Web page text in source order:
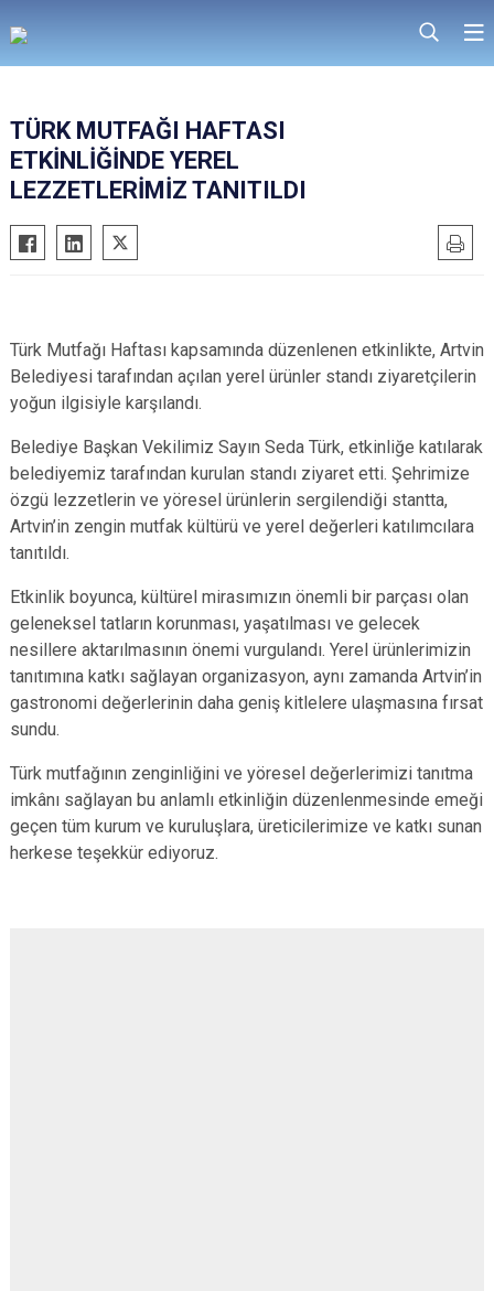
TÜRK MUTFAĞI HAFTASI
ETKİNLİĞİNDE YEREL
LEZZETLERİMİZ TANITILDI
Türk Mutfağı Haftası kapsamında düzenlenen etkinlikte, Artvin
Belediyesi tarafından açılan yerel ürünler standı ziyaretçilerin
yoğun ilgisiyle karşılandı.
Belediye Başkan Vekilimiz Sayın Seda Türk, etkinliğe katılarak
belediyemiz tarafından kurulan standı ziyaret etti. Şehrimize
özgü lezzetlerin ve yöresel ürünlerin sergilendiği stantta,
Artvin’in zengin mutfak kültürü ve yerel değerleri katılımcılara
tanıtıldı.
Etkinlik boyunca, kültürel mirasımızın önemli bir parçası olan
geleneksel tatların korunması, yaşatılması ve gelecek
nesillere aktarılmasının önemi vurgulandı. Yerel ürünlerimizin
tanıtımına katkı sağlayan organizasyon, aynı zamanda Artvin’in
gastronomi değerlerinin daha geniş kitlelere ulaşmasına fırsat
sundu.
Türk mutfağının zenginliğini ve yöresel değerlerimizi tanıtma
imkânı sağlayan bu anlamlı etkinliğin düzenlenmesinde emeği
geçen tüm kurum ve kuruluşlara, üreticilerimize ve katkı sunan
herkese teşekkür ediyoruz.